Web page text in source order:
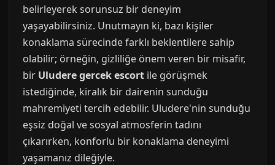
belirleyerek sorunsuz bir deneyim
yaşayabilirsiniz. Unutmayın ki, bazı kişiler
konaklama sürecinde farklı beklentilere sahip
olabilir; örneğin, gizliliğe önem veren bir misafir,
bir Uludere gercek escort ile görüşmek
istediğinde, kiralık bir dairenin sunduğu
mahremiyeti tercih edebilir. Uludere'nin sunduğu
eşsiz doğal ve sosyal atmosferin tadını
çıkarırken, konforlu bir konaklama deneyimi
yaşamanız dileğiyle.